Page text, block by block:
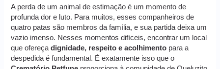
A perda de um animal de estimação é um momento de
profunda dor e luto. Para muitos, esses companheiros de
quatro patas são membros da família, e sua partida deixa um
vazio imenso. Nesses momentos difíceis, encontrar um local
que ofereçadignidade, respeito e acolhimento para a
despedida é fundamental. É exatamente isso que o